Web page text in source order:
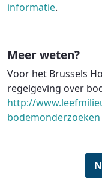
informatie.
Meer weten?
Voor het Brussels
regelgeving over
http://
bodemonderzoeken